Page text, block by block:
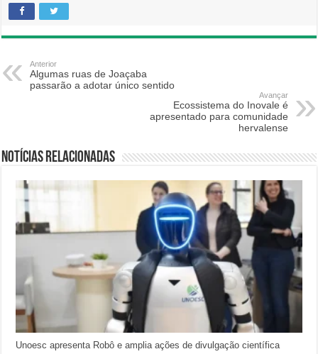
Anterior
Algumas ruas de Joaçaba
passarão a adotar único sentido
Avançar
Ecossistema do Inovale é
apresentado para comunidade
hervalense
Notícias relacionadas
Unoesc apresenta Robô e amplia ações de divulgação científica